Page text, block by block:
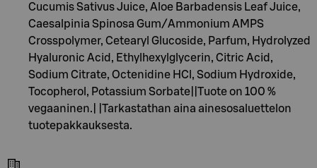
Cucumis Sativus Juice, Aloe Barbadensis Leaf Juice,
Caesalpinia Spinosa Gum/Ammonium AMPS
Crosspolymer, Cetearyl Glucoside, Parfum, Hydrolyzed
Hyaluronic Acid, Ethylhexylglycerin, Citric Acid,
Sodium Citrate, Octenidine HCl, Sodium Hydroxide,
Tocopherol, Potassium Sorbate||Tuote on 100 %
vegaaninen.| |Tarkastathan aina ainesosaluettelon
tuotepakkauksesta.